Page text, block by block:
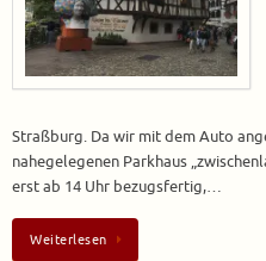
Straßburg. Da wir mit dem Auto
nahegelegenen Parkhaus
erst ab 14 Uhr bezugsfertig,…
Weiterlesen